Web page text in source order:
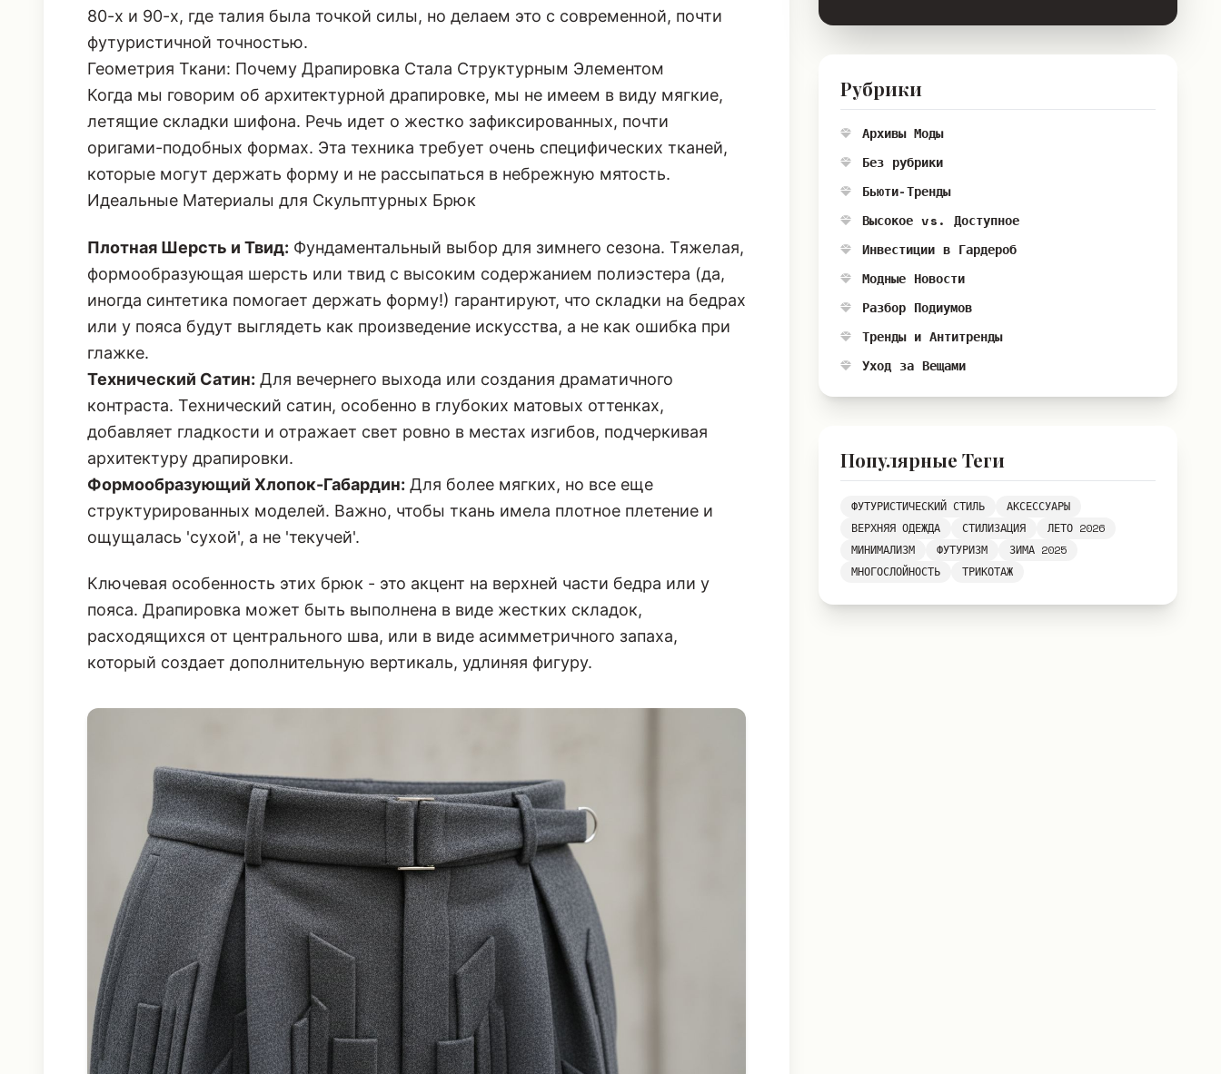
80-х и 90-х, где талия была точкой силы, но делаем это с современной, почти
футуристичной точностью.
Геометрия Ткани: Почему Драпировка Стала Структурным Элементом
Когда мы говорим об архитектурной драпировке, мы не имеем в виду мягкие,
летящие складки шифона. Речь идет о жестко зафиксированных, почти
оригами-подобных формах. Эта техника требует очень специфических тканей,
которые могут держать форму и не рассыпаться в небрежную мятость.
Идеальные Материалы для Скульптурных Брюк
Плотная Шерсть и Твид: Фундаментальный выбор для зимнего сезона. Тяжелая,
формообразующая шерсть или твид с высоким содержанием полиэстера (да,
иногда синтетика помогает держать форму!) гарантируют, что складки на бедрах
или у пояса будут выглядеть как произведение искусства, а не как ошибка при
глажке.
Технический Сатин: Для вечернего выхода или создания драматичного
контраста. Технический сатин, особенно в глубоких матовых оттенках,
добавляет гладкости и отражает свет ровно в местах изгибов, подчеркивая
архитектуру драпировки.
Формообразующий Хлопок-Габардин: Для более мягких, но все еще
структурированных моделей. Важно, чтобы ткань имела плотное плетение и
ощущалась 'сухой', а не 'текучей'.
Ключевая особенность этих брюк - это акцент на верхней части бедра или у
пояса. Драпировка может быть выполнена в виде жестких складок,
расходящихся от центрального шва, или в виде асимметричного запаха,
который создает дополнительную вертикаль, удлиняя фигуру.
Рубрики
Архивы Моды
Без рубрики
Бьюти-Тренды
Высокое vs. Доступное
Инвестиции в Гардероб
Модные Новости
Разбор Подиумов
Тренды и Антитренды
Уход за Вещами
Популярные Теги
ФУТУРИСТИЧЕСКИЙ СТИЛЬ
АКСЕССУАРЫ
ВЕРХНЯЯ ОДЕЖДА
СТИЛИЗАЦИЯ
ЛЕТО 2026
МИНИМАЛИЗМ
ФУТУРИЗМ
ЗИМА 2025
МНОГОСЛОЙНОСТЬ
ТРИКОТАЖ